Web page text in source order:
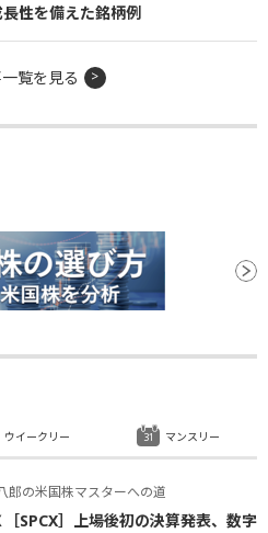
性を備えた銘柄例
覧を見る
郎の米国株マスターへの道
［SPCX］上場後初の決算発表、数字
ウイークリー マンスリー